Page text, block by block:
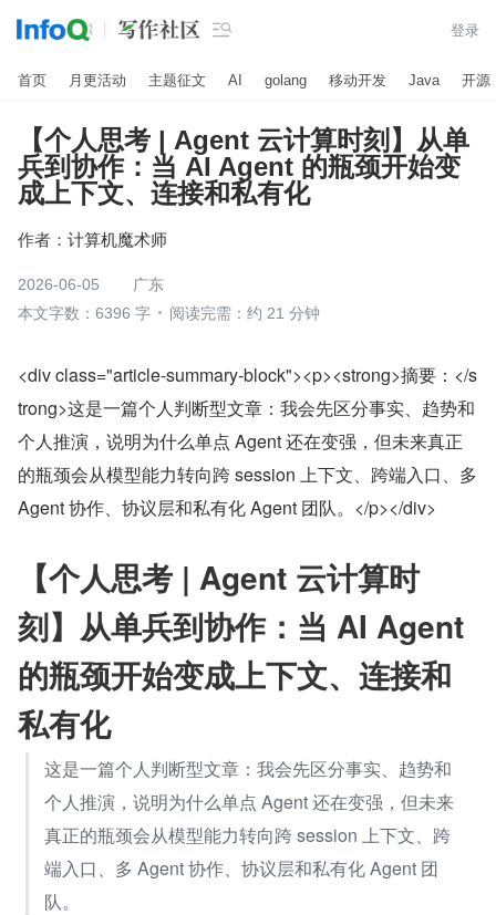
 登录
首页 月更活动 主题征文 AI golang 移动开发 Java 开源
【个人思考 | Agent 云计算时刻】从单
兵到协作：当 AI Agent 的瓶颈开始变
成上下文、连接和私有化
作者： 计算机魔术师
2026-06-05
广东
本文字数：6396 字
阅读完需：约 21 分钟
<div class="article-summary-block"><p><strong>摘要：</s
trong>这是一篇个人判断型文章：我会先区分事实、趋势和
个人推演，说明为什么单点 Agent 还在变强，但未来真正
的瓶颈会从模型能力转向跨 session 上下文、跨端入口、多
Agent 协作、协议层和私有化 Agent 团队。</p></div>
【个人思考 | Agent 云计算时
刻】从单兵到协作：当 AI Agent
的瓶颈开始变成上下文、连接和
私有化
这是一篇个人判断型文章：我会先区分事实、趋势和
个人推演，说明为什么单点 Agent 还在变强，但未来
真正的瓶颈会从模型能力转向跨 session 上下文、跨
端入口、多 Agent 协作、协议层和私有化 Agent 团
队。